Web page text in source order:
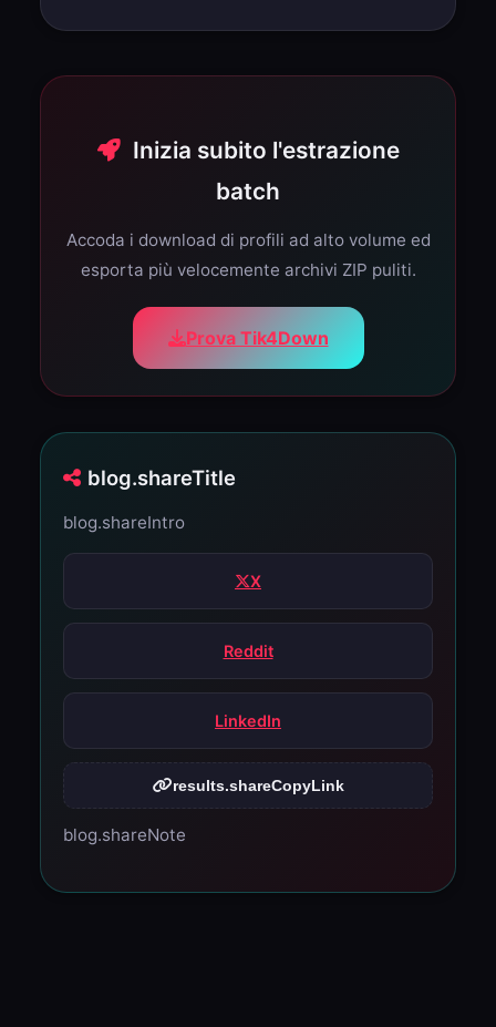
Inizia subito l'estrazione
batch
Accoda i download di profili ad alto volume ed
esporta più velocemente archivi ZIP puliti.
Prova Tik4Down
blog.shareTitle
blog.shareIntro
X
Reddit
LinkedIn
results.shareCopyLink
blog.shareNote